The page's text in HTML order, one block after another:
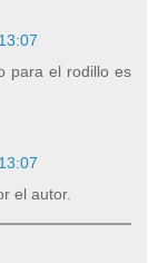
para el rodillo es
el autor.